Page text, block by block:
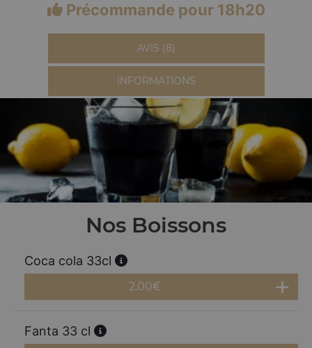
Précommande pour 18h20
AVIS (8)
INFORMATIONS
Nos Boissons
Coca cola 33cl
2.00€
Fanta 33 cl